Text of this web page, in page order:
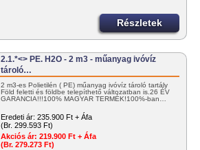
Részletek
2.1.*<> PE. H2O - 2 m3 - műanyag ivóvíz
tároló…
2 m3-es Polietilén ( PE) műanyag ivóvíz tároló tartály
Föld feletti és földbe telepíthető változatban is.26 ÉV
GARANCIA!!!100% MAGYAR TERMÉK!100%-ban…
Eredeti ár: 235.900 Ft + Áfa
(Br. 299.593 Ft)
Akciós ár: 219.900 Ft + Áfa
(Br. 279.273 Ft)